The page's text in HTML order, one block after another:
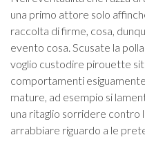
una primo attore solo
raccolta di firme, cosa,
evento cosa. Scusate la
voglio custodire pirouette
comportamenti
mature, ad esempio si
una ritaglio sorridere contro
arrabbiare riguardo a le